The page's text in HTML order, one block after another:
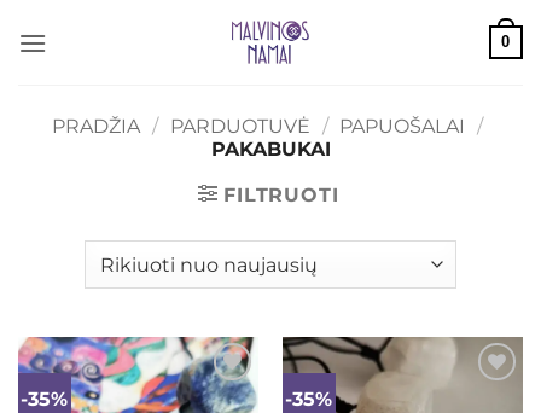
0
PRADŽIA / PARDUOTUVĖ / PAPUOŠALAI
/
PAKABUKAI
FILTRUOTI
-35% Mėgstamiausias -35%